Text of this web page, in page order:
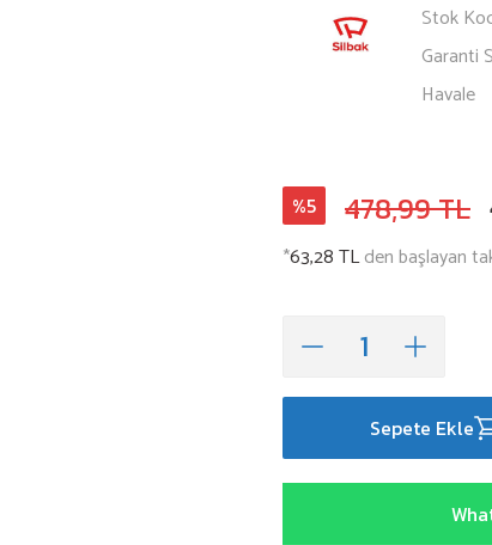
Stok
Garanti
Havale
%5 478,99 TL
*63,28 TLden başlayan
Sepete Ekle